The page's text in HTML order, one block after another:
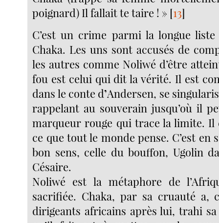
poignard) Il fallait te taire ! » [13]
C’est un crime parmi la longue
Chaka. Les uns sont accusés de
les autres comme Noliwé d’être
fou est celui qui dit la vérité. Il est
dans le conte d’Andersen, se
rappelant au souverain jusqu’où il
marqueur rouge qui trace la limite.
ce que tout le monde pense. C’est en
bon sens, celle du bouffon, Ugolin
Césaire.
Noliwé est la métaphore de
sacrifiée. Chaka, par sa cruauté a,
dirigeants africains après lui, trahi